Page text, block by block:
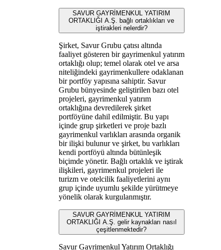
SAVUR GAYRİMENKUL YATIRIM
ORTAKLIĞI A.Ş. bağlı ortaklıkları ve
iştirakleri nelerdir?
Şirket, Savur Grubu çatısı altında
faaliyet gösteren bir gayrimenkul yatırım
ortaklığı olup; temel olarak otel ve arsa
niteliğindeki gayrimenkullere odaklanan
bir portföy yapısına sahiptir. Savur
Grubu bünyesinde geliştirilen bazı otel
projeleri, gayrimenkul yatırım
ortaklığına devredilerek şirket
portföyüne dahil edilmiştir. Bu yapı
içinde grup şirketleri ve proje bazlı
gayrimenkul varlıkları arasında organik
bir ilişki bulunur ve şirket, bu varlıkları
kendi portföyü altında bütünleşik
biçimde yönetir. Bağlı ortaklık ve iştirak
ilişkileri, gayrimenkul projeleri ile
turizm ve otelcilik faaliyetlerini aynı
grup içinde uyumlu şekilde yürütmeye
yönelik olarak kurgulanmıştır.
SAVUR GAYRİMENKUL YATIRIM
ORTAKLIĞI A.Ş. gelir kaynakları nasıl
çeşitlenmektedir?
Savur Gayrimenkul Yatırım Ortaklığı